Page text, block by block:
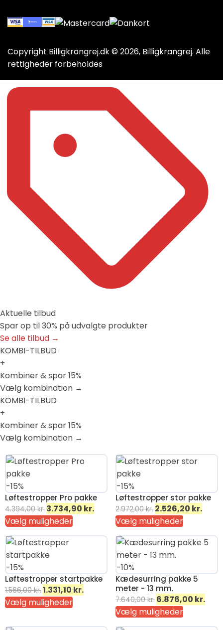
Copyright Billigkrangrej.dk © 2026, Billigkrangrej. Alle
rettigheder forbeholdes
Aktuelle tilbud
Spar op til 30% på udvalgte produkter
Se alle tilbud →
KOMBI-TILBUD
+
Kombiner & spar 15%
Vælg kombination →
KOMBI-TILBUD
+
Kombiner & spar 15%
Vælg kombination →
-15%
Løftestropper Pro pakke
4.394,00kr. Den
oprindelige
var:
4.394,00 kr..
3.734,90 kr.
aktuelle
3.734,90 kr..
Vælg muligheder
-15%
Løftestropper stor pakke
2.972,00kr. Den
oprindelige
var:
2.972,00 kr..
2.526,20 kr.
er:
Vælg muligheder
-15%
Løftestropper startpakke
1.566,00kr.Den
oprindelige
var:
1.331,10 kr.
er:
Vælg muligheder
-10%
Kædesurring pakke 5
meter - 13 mm.
7.640,00kr. Den
oprindelige
6.876,00 kr.
Vælg muligheder